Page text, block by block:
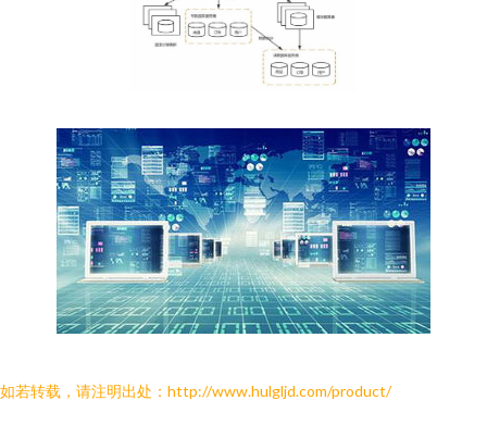
如若转载，请注明出处：http://www.hulgljd.com/product/